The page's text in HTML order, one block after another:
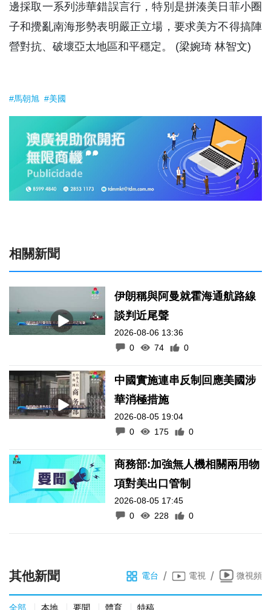
邊採取一系列涉華錯誤言行，特別是拼湊美日菲小圈
子和攪亂南海形勢表明嚴正立場，要求美方不得搞陣
營對抗、破壞亞太地區和平穩定。 (梁婉琦 林智文)
#馬朝旭 #美國
相關新聞
伊朗稱與阿曼就霍海通航路線
談判近尾聲
2026-08-06 13:36
0
74 0
中國實施連串反制回應美國涉
華消極措施
2026-08-05 19:04
0
175 0
商務部:加強無人機相關兩用物
項對美出口管制
2026-08-05 17:45
0
228 0
其他新聞 電台 / 電視 / 微視頻
全部 本地 要聞 體育 特稿